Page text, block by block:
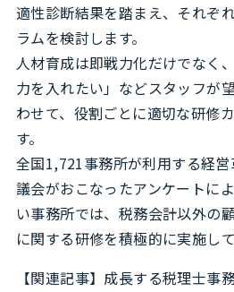
適性診断結果を踏まえ、それぞ
ラムを検討します。
人材育成は即戦力化だけでなく
力を入れたい」などスタッフが
わせて、役割ごとに適切な研修
す。
全国1,721事務所が利用する経
議会がおこなったアンケートに
い事務所では、税務会計以外の
に関する研修を積極的に実施して
【関連記事】 成長する税理士事